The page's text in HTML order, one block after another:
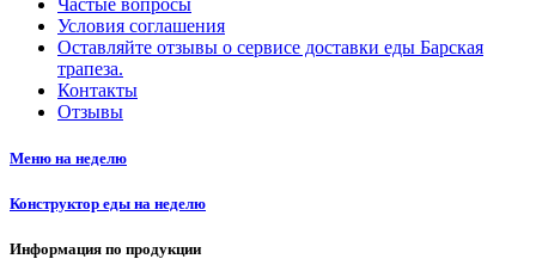
Условия соглашения
Оставляйте отзывы о сервисе доставки еды Барская
трапеза.
Контакты
Отзывы
Меню на неделю
Конструктор еды на неделю
Информация по продукции